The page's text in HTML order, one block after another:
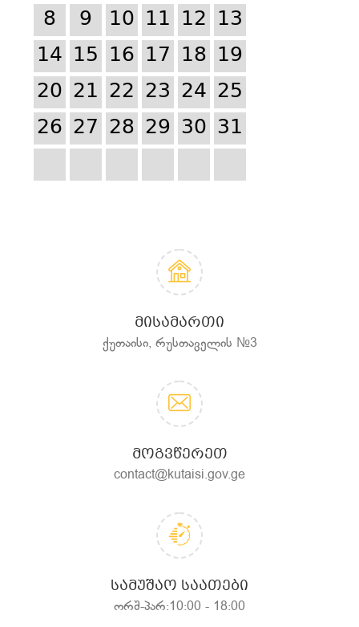
8
9 10 11 12 13
14 15 16 17 18 19
20 21 22 23 24 25
26 27 28 29 30 31
ᲛᲘᲡᲐᲛᲐᲠᲗᲘ
ქუთაისი, რუსთაველის №3
ᲛᲝᲒᲕᲬᲔᲠᲔᲗ
contact@kutaisi.gov.ge
ᲡᲐᲛᲣᲨᲐᲝ ᲡᲐᲐᲗᲔᲑᲘ
ორშ-პარ:10:00 - 18:00